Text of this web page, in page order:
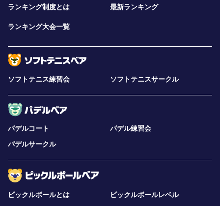
ランキング制度とは 最新ランキング
ランキング大会一覧
ソフトテニス練習会 ソフトテニスサークル
パデルコート
パデル練習会
パデルサークル
ピックルボールとは
ピックルボールレベル